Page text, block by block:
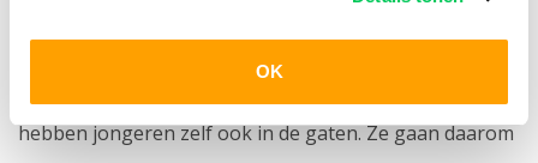
OK
Jongeren zijn tegenwoordig sneller afgeleid en hebben
hebben jongeren zelf ook in de gaten. Ze gaan daarom